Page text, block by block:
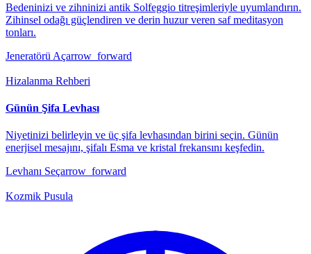
Bedeninizi ve zihninizi antik Solfeggio titreşimleriyle uyumlandırın.
Zihinsel odağı güçlendiren ve derin huzur veren saf meditasyon
tonları.
Jeneratörü Açarrow_forward
Hizalanma Rehberi
Günün Şifa Levhası
Niyetinizi belirleyin ve üç şifa levhasından birini seçin. Günün
enerjisel mesajını, şifalı Esma ve kristal frekansını keşfedin.
Levhanı Seçarrow_forward
Kozmik Pusula